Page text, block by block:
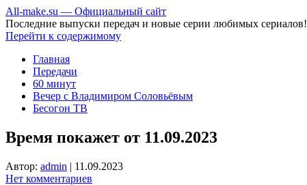
All-make.su — Официальный сайт
Последние выпуски передач и новые серии любимых сериалов!
Перейти к содержимому
Главная
Передачи
60 минут
Вечер с Владимиром Соловьёвым
Бесогон ТВ
Время покажет от 11.09.2023
Автор: admin | 11.09.2023
Нет комментариев